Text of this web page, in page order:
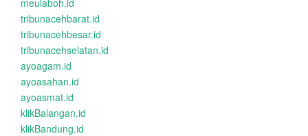
meulaboh.id
tribunacehbarat.id
tribunacehbesar.id
tribunacehselatan.id
ayoagam.id
ayoasahan.id
ayoasmat.id
klikBalangan.id
klikBandung.id